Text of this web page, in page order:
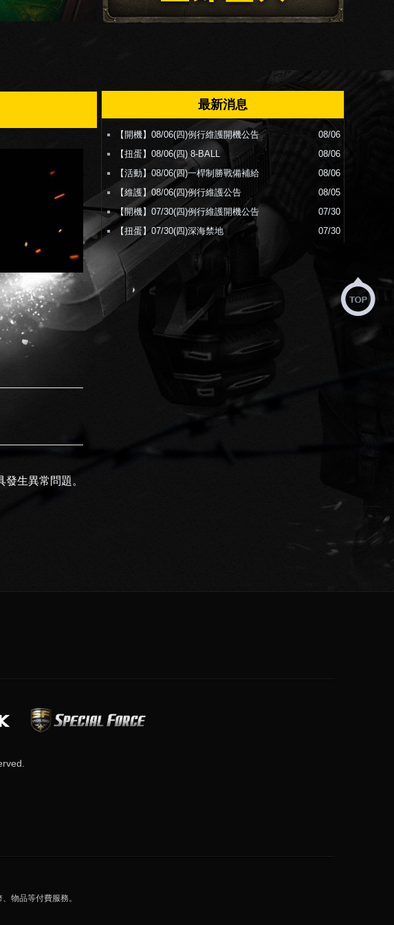
生異常問題。
最新消息
【開機】08/06(四)例行維護開機公告
08/06
【扭蛋】08/06(四) 8-BALL
08/06
【活動】08/06(四)一桿制勝戰備補給
08/06
【維護】08/06(四)例行維護公告
08/05
【開機】07/30(四)例行維護開機公告
07/30
【扭蛋】07/30(四)深海禁地
07/30
物品等付費服務。